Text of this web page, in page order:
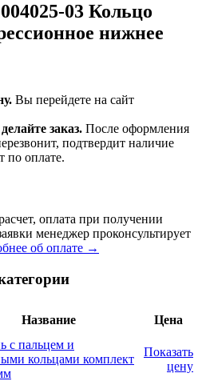
03 Кольцо
нижнее
Вы перейдете на сайт
заказ. После оформления
подтвердит наличие
по оплате.
оплата при получении
менеджер проконсультирует
об оплате →
Название Цена
с пальцем и
кольцами комплект
Показать
цену